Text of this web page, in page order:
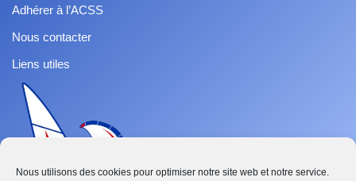
Nous utilisons des cookies pour optimiser notre site web et notre service.
Adhérer à l’ACSS
Nous contacter
Liens utiles